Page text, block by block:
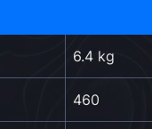
6.4 kg
460